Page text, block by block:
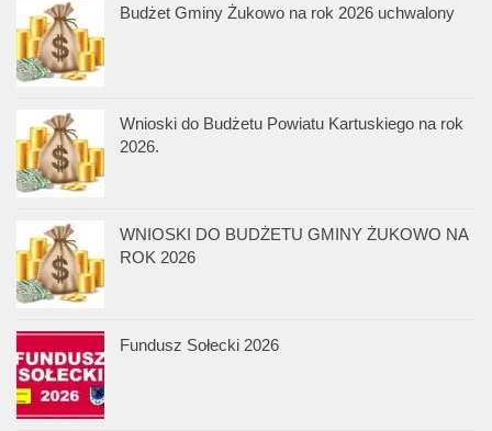
Budżet Gminy Żukowo na rok 2026 uchwalony
Wnioski do Budżetu Powiatu Kartuskiego na rok
2026.
WNIOSKI DO BUDŻETU GMINY ŻUKOWO NA
ROK 2026
Fundusz Sołecki 2026